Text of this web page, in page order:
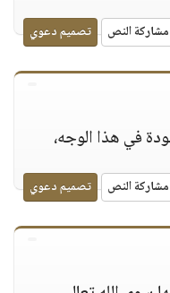
مشاركة النص تصميم دعوي
في هذا الوجه،
مشاركة النص تصميم دعوي